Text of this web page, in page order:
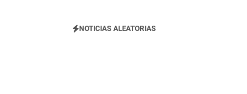
NOTICIAS ALEATORIAS